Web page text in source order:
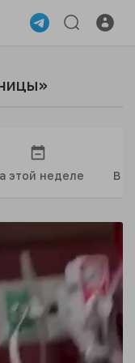
этой неделе В